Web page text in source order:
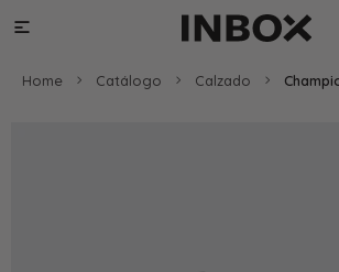

Home Catálogo Calzado